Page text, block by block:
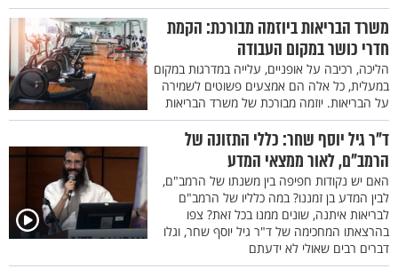
משרד הבריאות ביוזמה מבורכת: הקמת
חדרי כושר במקום העבודה
הליכה, רכיבה על אופניים, עלייה במדרגות במקום
במעלית, כל אלה הם אמצעים פשוטים לשמירה
על הבריאות. יוזמה מבורכת של משרד הבריאות
ד"ר גיל יוסף שחר: כללי התזונה של
הרמב"ם, לאור ממצאי המדע
האם יש נקודות חפיפה בין משנתו של הרמב"ם,
לבין המדע בן זמננו? במה כלליו של הרמב"ם
לבריאות איתנה, שונים ממנו בכל זאת? צפו
בהרצאתו המחכימה של ד"ר גיל יוסף שחר, וגלו
דברים רבים שאולי לא ידעתם